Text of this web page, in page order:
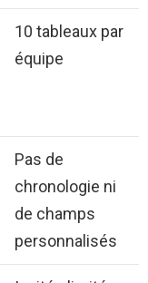
10 tableaux par
équipe
Pas de
chronologie ni
de champs
personnalisés